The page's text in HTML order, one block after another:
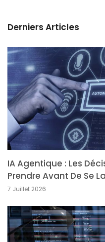
Derniers Articles
IA Agentique : Les
Prendre Avant De Se
7 Juillet 2026